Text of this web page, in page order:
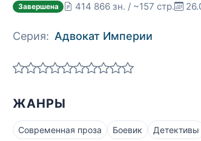
Завершена 414 866 зн. / ~157 стр.
Серия: Адвокат Империи
ЖАНРЫ
Современная проза Боевик Детективы